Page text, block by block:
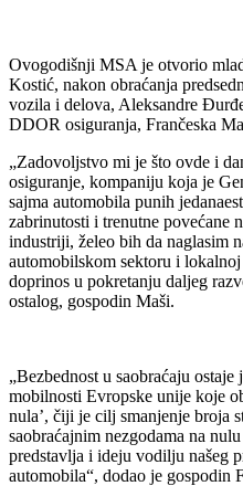
Ovogodišnji MSA je otvorio
Kostić, nakon obraćanja
vozila i delova, Aleksandre
DDOR osiguranja, Frančeska
„Zadovoljstvo mi je što ovde i
osiguranje, kompaniju koja je
sajma automobila punih
zabrinutosti i trenutne povećane
industriji, želeo bih da naglasim
automobilskom sektoru i
doprinos u pokretanju daljeg
ostalog, gospodin Maši.
„Bezbednost u saobraćaju
mobilnosti Evropske unije koje
nula’, čiji je cilj smanjenje broja
saobraćajnim nezgodama na
predstavlja i ideju vodilju našeg
automobila“, dodao je gospodin